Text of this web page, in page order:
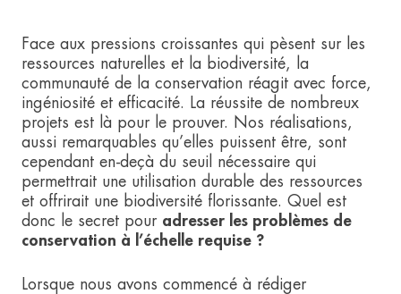
Face aux pressions croissantes qui pèsent sur les
ressources naturelles et la biodiversité, la
communauté de la conservation réagit avec force,
ingéniosité et efficacité. La réussite de nombreux
projets est là pour le prouver. Nos réalisations,
aussi remarquables qu’elles puissent être, sont
cependant en-deçà du seuil nécessaire qui
permettrait une utilisation durable des ressources
et offrirait une biodiversité florissante. Quel est
donc le secret pour adresser les problèmes de
conservation à l’échelle requise ?
Lorsque nous avons commencé à rédiger